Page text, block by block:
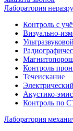
Лаборатория
Контроль с
Визуально-
Контроль
Течеискание
Акустико-
Контроль по
Лаборатория